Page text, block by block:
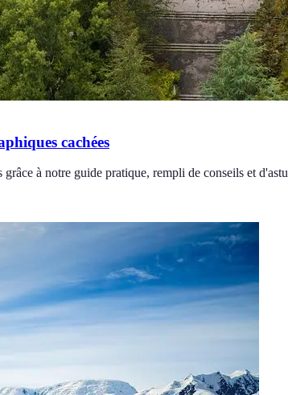
cachées
à notre guide pratique, rempli de conseils et